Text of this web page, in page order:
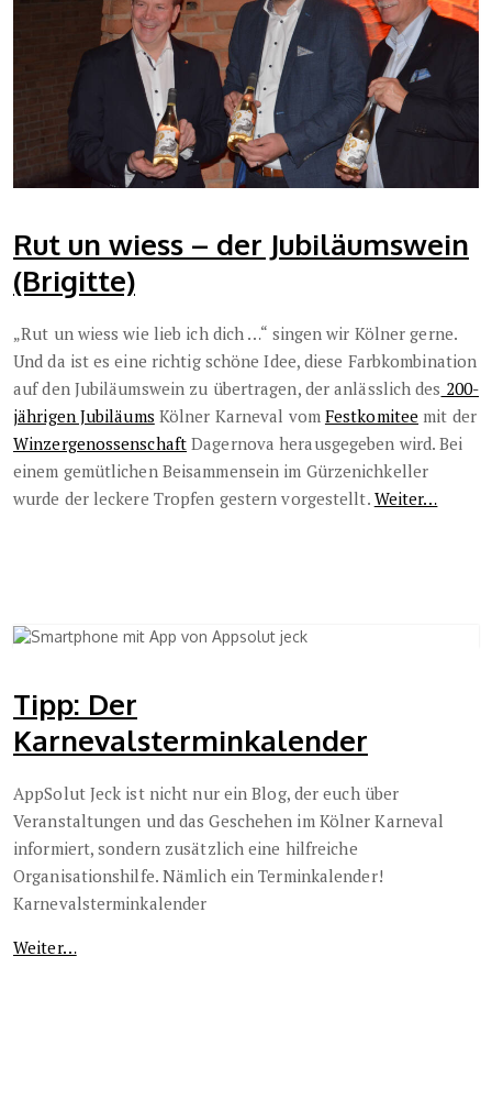
Rut un wiess – der Jubiläumswein
(Brigitte)
„Rut un wiess wie lieb ich dich …“ singen wir Kölner gerne.
Und da ist es eine richtig schöne Idee, diese Farbkombination
auf den Jubiläumswein zu übertragen, der anlässlich des 200-
jährigen Jubiläums Kölner Karneval vom Festkomitee mit der
Winzergenossenschaft Dagernova herausgegeben wird. Bei
einem gemütlichen Beisammensein im Gürzenichkeller
wurde der leckere Tropfen gestern vorgestellt. Weiter…
Tipp: Der
Karnevalsterminkalender
AppSolut Jeck ist nicht nur ein Blog, der euch über
Veranstaltungen und das Geschehen im Kölner Karneval
informiert, sondern zusätzlich eine hilfreiche
Organisationshilfe. Nämlich ein Terminkalender!
Karnevalsterminkalender
Weiter…